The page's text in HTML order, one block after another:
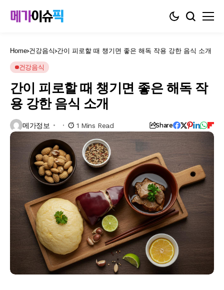
Home 건강음식 간이 피로할 때 챙기면 좋은 해독 작용 강한 음식 소개
건강음식
간이 피로할 때 챙기면 좋은 해독 작
용 강한 음식 소개
메가정보 1 Mins Read Share